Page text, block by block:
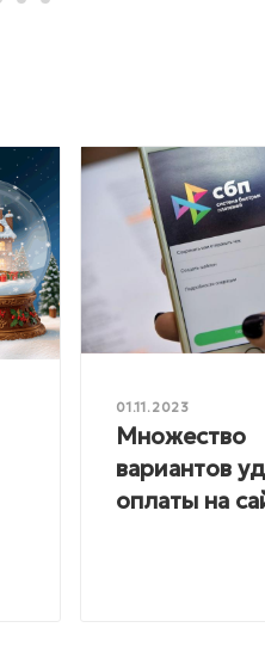
01.11.2023
Множество
вариантов
оплаты на